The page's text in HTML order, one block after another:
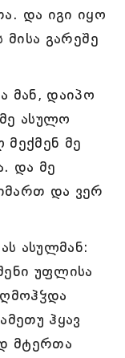
და იგი იყო
მისა გარეშე
მან, დაიპო
ასულო
მე
და მე
და ვერ
ასულმან:
უფლისა
ჰყავ
მტერთა